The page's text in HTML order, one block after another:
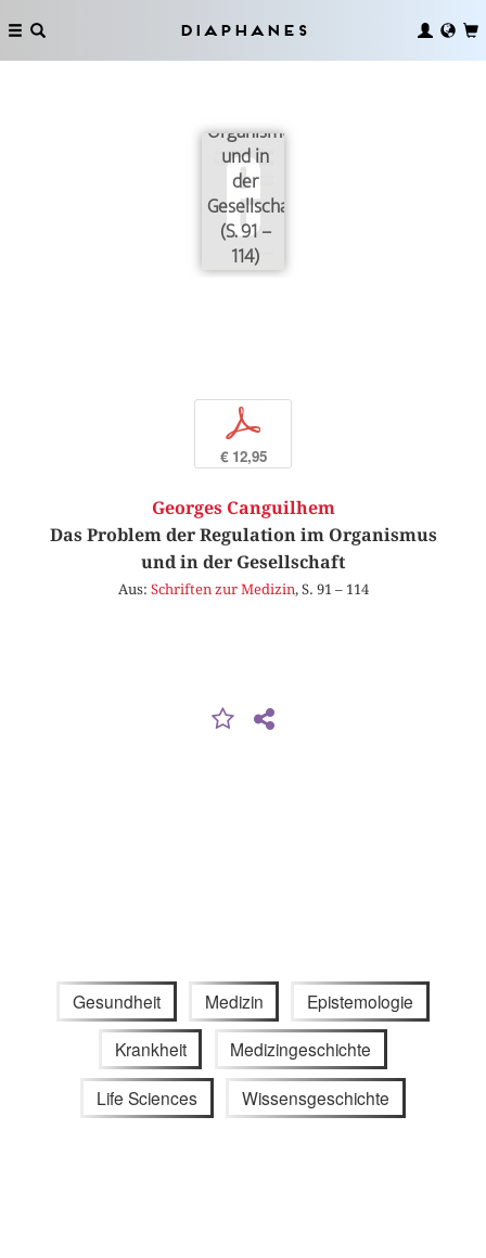
Diaphanes
Problem
der
Organismus
und in
der
Gesellschaft
(S. 91 –
114)
p
€ 12,95
Georges Canguilhem
Das Problem der Regulation im Organismus
und in der Gesellschaft
Aus: Schriften zur Medizin, S. 91 – 114
Gesundheit Medizin Epistemologie
Krankheit Medizingeschichte
Life Sciences Wissensgeschichte